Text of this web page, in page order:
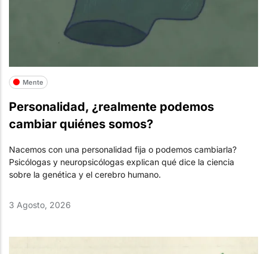
Mente
Personalidad, ¿realmente podemos
cambiar quiénes somos?
Nacemos con una personalidad fija o podemos cambiarla?
Psicólogas y neuropsicólogas explican qué dice la ciencia
sobre la genética y el cerebro humano.
3 Agosto, 2026